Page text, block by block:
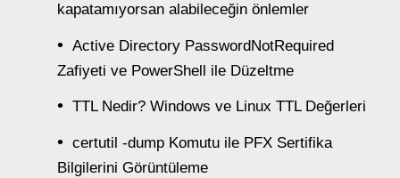
kapatamıyorsan alabileceğin önlemler
Active Directory PasswordNotRequired
Zafiyeti ve PowerShell ile Düzeltme
TTL Nedir? Windows ve Linux TTL Değerleri
certutil -dump Komutu ile PFX Sertifika
Bilgilerini Görüntüleme